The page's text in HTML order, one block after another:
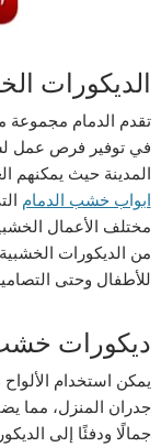
الديكورات
تقدم الدمام مجموعة
في توفير فرص عمل
المدينة حيث
ابواب خشب الدمام
مختلف الأعمال
من الديكورات
للأطفال وحتى
ديكورات
يمكن استخدام
جدران المنزل، مما
جمالًا ودفئًا إلى